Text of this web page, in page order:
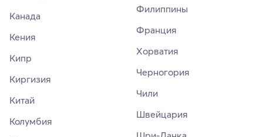
Канада
Кения
Кипр
Киргизия
Китай
Колумбия
Филиппины
Франция
Хорватия
Черногория
Чили
Швейцария